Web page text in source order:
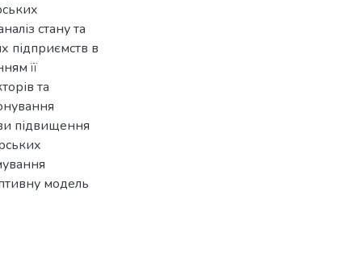
стану та
підприємств в
її
та
підвищення
модель